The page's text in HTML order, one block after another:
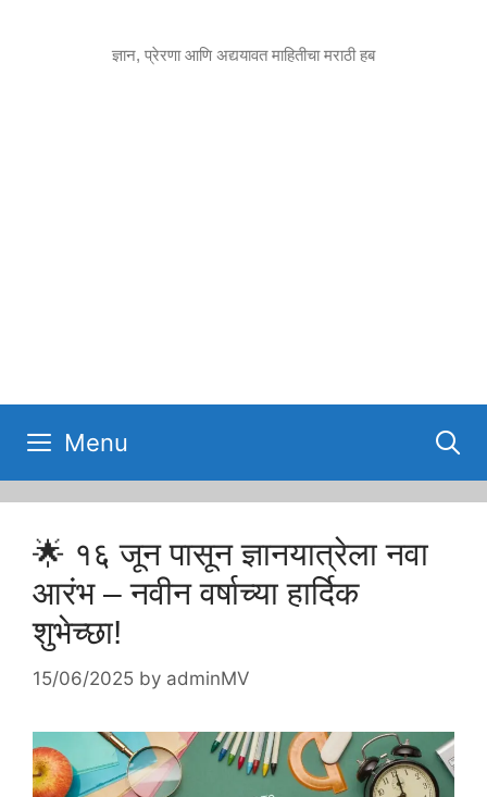
ज्ञान, प्रेरणा आणि अद्ययावत माहितीचा मराठी हब
Menu
🌟 १६ जून पासून ज्ञानयात्रेला नवा
आरंभ – नवीन वर्षाच्या हार्दिक
शुभेच्छा!
15/06/2025 by adminMV